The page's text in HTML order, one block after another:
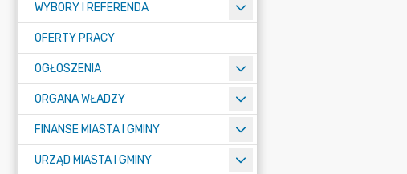
WYBORY I REFERENDA
OFERTY PRACY
OGŁOSZENIA
ORGANA WŁADZY
FINANSE MIASTA I GMINY
URZĄD MIASTA I GMINY